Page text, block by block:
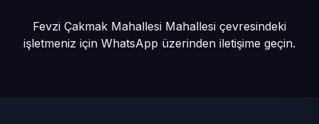
Fevzi Çakmak Mahallesi Mahallesi çevresindeki
işletmeniz için WhatsApp üzerinden iletişime geçin.